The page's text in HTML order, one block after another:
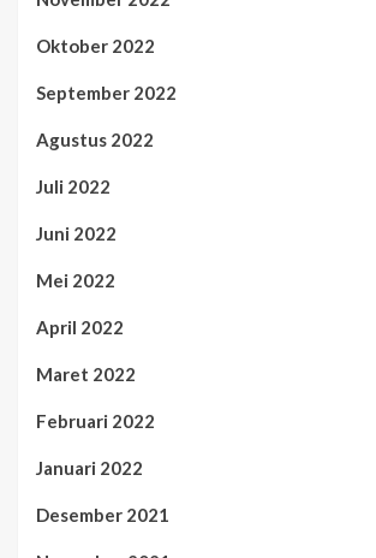
Oktober 2022
September 2022
Agustus 2022
Juli 2022
Juni 2022
Mei 2022
April 2022
Maret 2022
Februari 2022
Januari 2022
Desember 2021